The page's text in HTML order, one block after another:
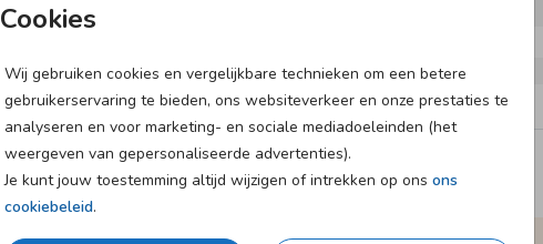
Cookies
Wij gebruiken cookies en vergelijkbare technieken om een betere
gebruikerservaring te bieden, ons websiteverkeer en onze prestaties te
analyseren en voor marketing- en sociale mediadoeleinden (het
weergeven van gepersonaliseerde advertenties).
Je kunt jouw toestemming altijd wijzigen of intrekken op ons ons
cookiebeleid.
Enveloppen